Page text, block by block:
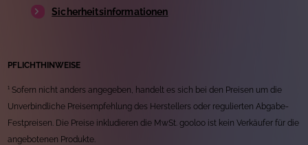
Sicherheitsinformationen
PFLICHTHINWEISE
¹ Sofern nicht anders angegeben, handelt es sich bei den Preisen um die
Unverbindliche Preisempfehlung des Herstellers oder regulierten Abgabe-
Festpreisen. Die Preise inkludieren die MwSt. gooloo ist kein Verkäufer für die
angebotenen Produkte.